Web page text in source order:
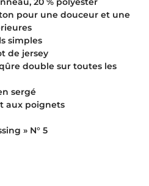
pour une douceur et une
simples
de jersey
double sur toutes les
sergé
aux poignets
» N° 5